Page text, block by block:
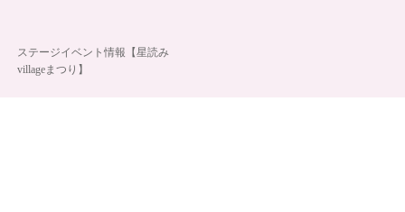
ステージイベント情報【星読み
villageまつり】